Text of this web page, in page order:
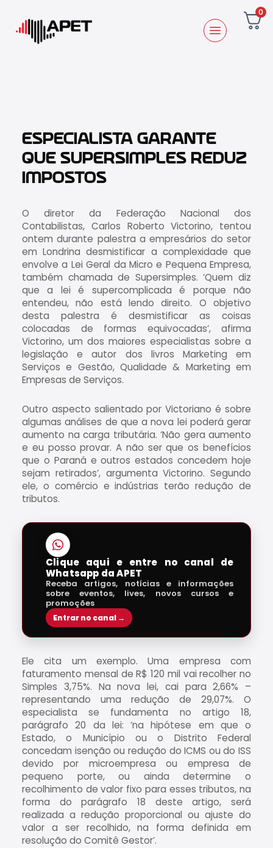
0
ESPECIALISTA GARANTE
QUE SUPERSIMPLES REDUZ
IMPOSTOS
O diretor da Federação Nacional dos
Contabilistas, Carlos Roberto Victorino, tentou
ontem durante palestra a empresários do setor
em Londrina desmistificar a complexidade que
envolve a Lei Geral da Micro e Pequena Empresa,
também chamada de Supersimples. ‘Quem diz
que a lei é supercomplicada é porque não
entendeu, não está lendo direito. O objetivo
desta palestra é desmistificar as coisas
colocadas de formas equivocadas’, afirma
Victorino, um dos maiores especialistas sobre a
legislação e autor dos livros Marketing em
Serviços e Gestão, Qualidade & Marketing em
Empresas de Serviços.
Outro aspecto salientado por Victoriano é sobre
algumas análises de que a nova lei poderá gerar
aumento na carga tributária. ‘Não gera aumento
e eu posso provar. A não ser que os benefícios
que o Paraná e outros estados concedem hoje
sejam retirados’, argumenta Victorino. Segundo
ele, o comércio e indústrias terão redução de
tributos.
Clique aqui e entre no canal de
Whatsapp da APET
Receba artigos, notícias e informações
sobre eventos, lives, novos cursos e
promoções
Entrar no canal →
Ele cita um exemplo. Uma empresa com
faturamento mensal de R$ 120 mil vai recolher no
Simples 3,75%. Na nova lei, cai para 2,66% –
representando uma redução de 29,07%. O
especialista se fundamenta no artigo 18,
parágrafo 20 da lei: ‘na hipótese em que o
Estado, o Município ou o Distrito Federal
concedam isenção ou redução do ICMS ou do ISS
devido por microempresa ou empresa de
pequeno porte, ou ainda determine o
recolhimento de valor fixo para esses tributos, na
forma do parágrafo 18 deste artigo, será
realizada a redução proporcional ou ajuste do
valor a ser recolhido, na forma definida em
resolução do Comitê Gestor’.